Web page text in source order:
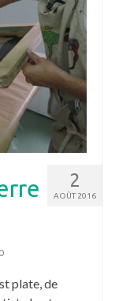
2
AOÛT 2016
plate, de